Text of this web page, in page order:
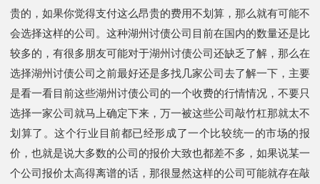
贵的，如果你觉得支付这么昂贵的费用不划算，那么就有可能不
会选择这样的公司。这种湖州讨债公司目前在国内的数量还是比
较多的，有很多朋友可能对于湖州讨债公司还缺乏了解，那么在
选择湖州讨债公司之前最好还是多找几家公司去了解一下，主要
是看一看目前这些湖州讨债公司的一个收费的行情情况，不要只
选择一家公司就马上确定下来，万一被这些公司敲竹杠那就太不
划算了。这个行业目前都已经形成了一个比较统一的市场的报
价，也就是说大多数的公司的报价大致也都差不多，如果说某一
个公司报价太高得离谱的话，那很显然这样的公司可能就存在敲